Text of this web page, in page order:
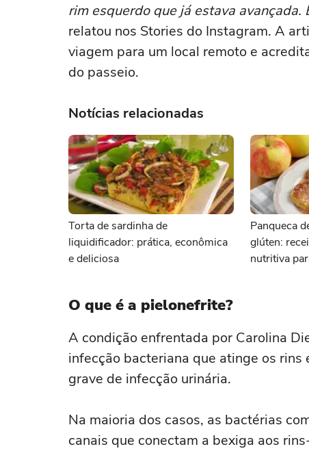
rim esquerdo que já estava
relatou nos Stories do Instagram. A
viagem para um local remoto e
do passeio.
Notícias relacionadas
Torta de sardinha de
liquidificador: prática, econômica
e deliciosa
Panqueca
glúten:
nutritiva
O que é a pielonefrite?
A condição enfrentada por Carolina
infecção bacteriana que atinge os
grave de infecção urinária.
Na maioria dos casos, as bactérias
canais que conectam a bexiga aos